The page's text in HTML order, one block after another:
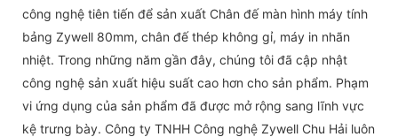
công nghệ tiên tiến để sản xuất Chân đế màn hình máy tính
bảng Zywell 80mm, chân đế thép không gỉ, máy in nhãn
nhiệt. Trong những năm gần đây, chúng tôi đã cập nhật
công nghệ sản xuất hiệu suất cao hơn cho sản phẩm. Phạm
vi ứng dụng của sản phẩm đã được mở rộng sang lĩnh vực
kệ trưng bày. Công ty TNHH Công nghệ Zywell Chu Hải luôn